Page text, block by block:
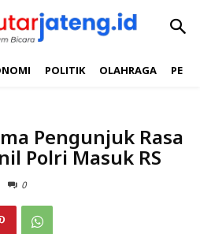
POLITIK OLAHRAGA
Pengunjuk Rasa
Polri Masuk RS
0